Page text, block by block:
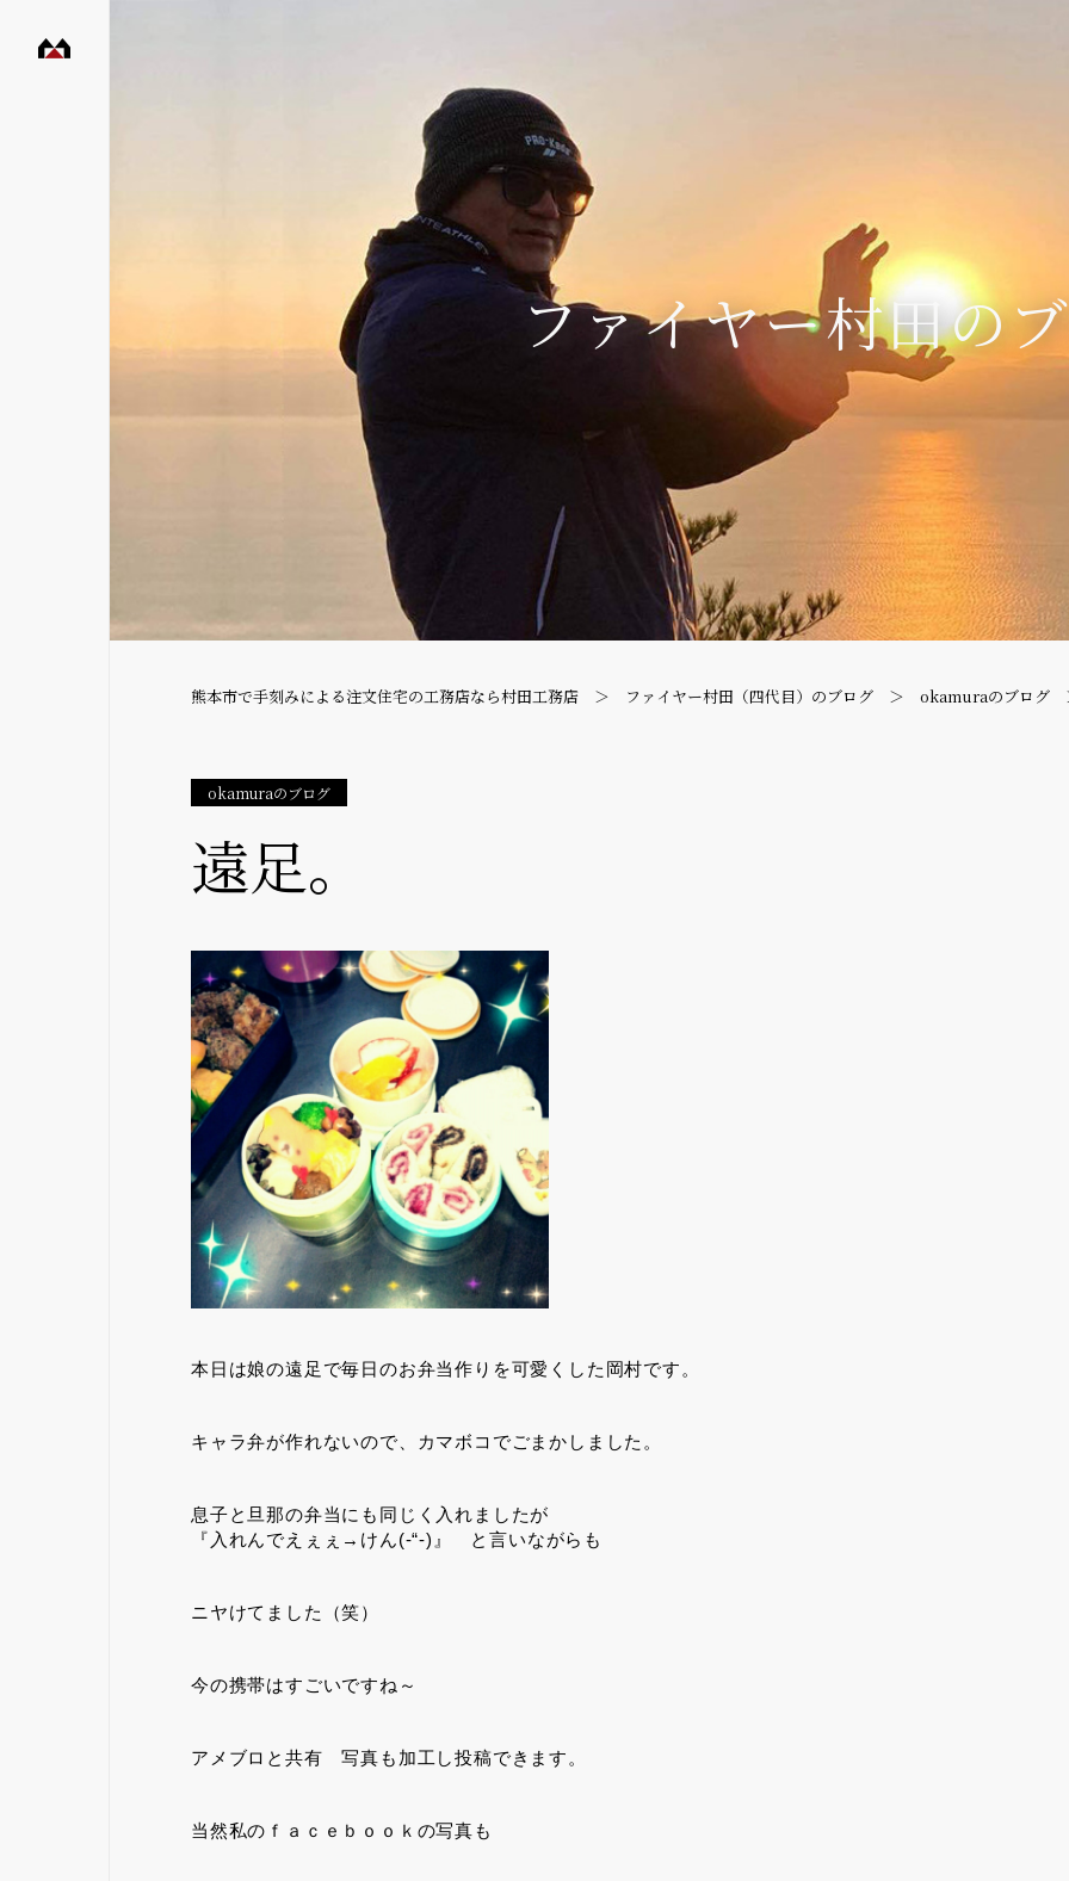
ファイヤー村田の
熊本市で手刻みによる注文住宅の工務店なら村田工務店 ファイヤー村田（四代目）のブログ okamuraのブログ
okamuraのブログ
遠足。
本日は娘の遠足で毎日のお弁当作りを可愛くした岡村です。
キャラ弁が作れないので、カマボコでごまかしました。
息子と旦那の弁当にも同じく入れましたが
『入れんでえぇぇ→けん(-“-)』 と言いながらも
ニヤけてました（笑）
今の携帯はすごいですね～
アメブロと共有 写真も加工し投稿できます。
当然私のｆａｃｅｂｏｏｋの写真も